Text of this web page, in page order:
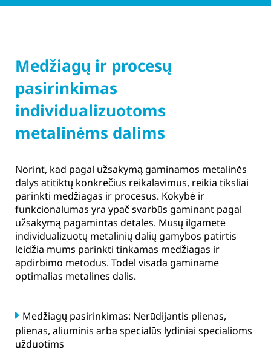
Medžiagų ir procesų
pasirinkimas
individualizuotoms
metalinėms dalims
Norint, kad pagal užsakymą gaminamos metalinės
dalys atitiktų konkrečius reikalavimus, reikia tiksliai
parinkti medžiagas ir procesus. Kokybė ir
funkcionalumas yra ypač svarbūs gaminant pagal
užsakymą pagamintas detales. Mūsų ilgametė
individualizuotų metalinių dalių gamybos patirtis
leidžia mums parinkti tinkamas medžiagas ir
apdirbimo metodus. Todėl visada gaminame
optimalias metalines dalis.
Medžiagų pasirinkimas: Nerūdijantis plienas,
plienas, aliuminis arba specialūs lydiniai specialioms
užduotims